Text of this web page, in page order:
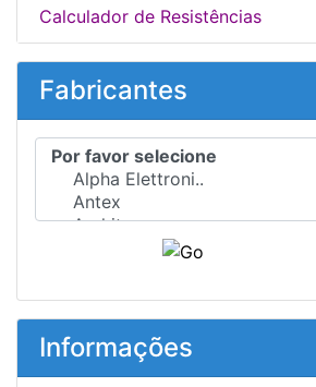
Calculador de Resistências
Fabricantes
Por favor selecione ...
Informações